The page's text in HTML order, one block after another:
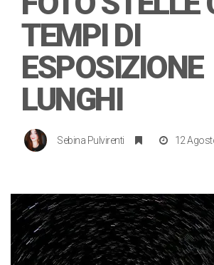
TEMPI DI
ESPOSIZIONE
LUNGHI
Sebina Pulvirenti 12